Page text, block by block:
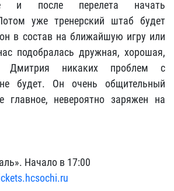
и после перелета начать
уже тренерский штаб будет
в состав на ближайшую игру или
подобралась дружная, хорошая,
никаких проблем с
будет. Он очень общительный
главное, невероятно заряжен на
Начало в 17:00